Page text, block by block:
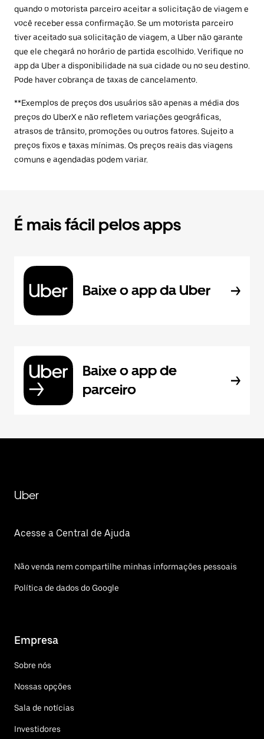
quando o motorista parceiro aceitar a solicitação de viagem e
você receber essa confirmação. Se um motorista parceiro
tiver aceitado sua solicitação de viagem, a Uber não garante
que ele chegará no horário de partida escolhido. Verifique no
app da Uber a disponibilidade na sua cidade ou no seu destino.
Pode haver cobrança de taxas de cancelamento.
**Exemplos de preços dos usuários são apenas a média dos
preços do UberX e não refletem variações geográficas,
atrasos de trânsito, promoções ou outros fatores. Sujeito a
preços fixos e taxas mínimas. Os preços reais das viagens
comuns e agendadas podem variar.
É mais fácil pelos apps
Baixe o app da Uber
Baixe o app de
parceiro
Uber
Acesse a Central de Ajuda
Não venda nem compartilhe minhas informações pessoais
Política de dados do Google
Empresa
Sobre nós
Nossas opções
Sala de notícias
Investidores